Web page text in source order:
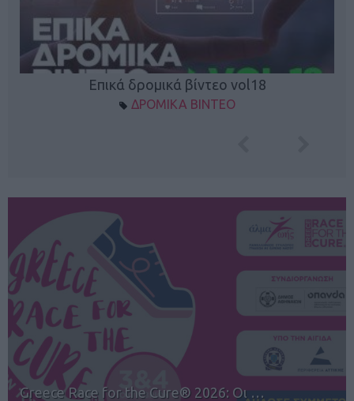
Επικά δρομικά βίντεο vol18
ΔΡΟΜΙΚΑ ΒΙΝΤΕΟ
12ος TUI Rhodes Marathon: Άνοιγμα ε…